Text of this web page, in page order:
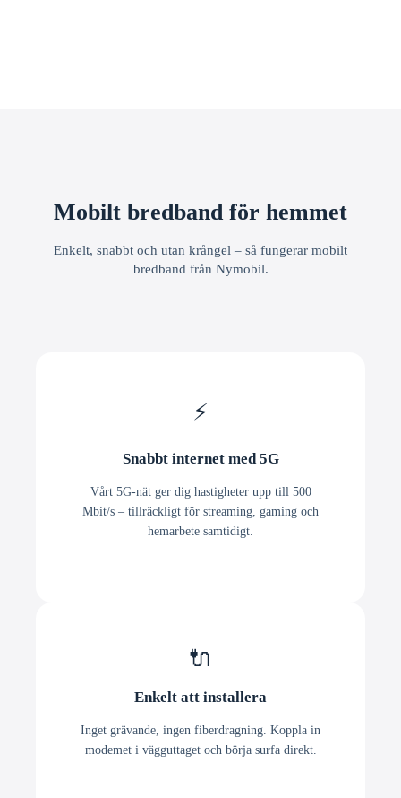
Mobilt bredband för hemmet
Enkelt, snabbt och utan krångel – så fungerar mobilt
bredband från Nymobil.
⚡
Snabbt internet med 5G
Vårt 5G-nät ger dig hastigheter upp till 500
Mbit/s – tillräckligt för streaming, gaming och
hemarbete samtidigt.
🔌
Enkelt att installera
Inget grävande, ingen fiberdragning. Koppla in
modemet i vägguttaget och börja surfa direkt.